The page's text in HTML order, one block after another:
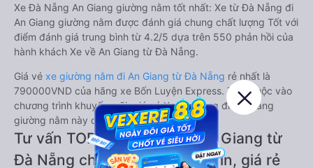
Xe Đà Nẵng An Giang giường nằm tốt nhất: Xe từ Đà Nẵng đi
An Giang giường nằm được đánh giá chung chất lượng Tốt với
điểm đánh giá trung bình từ 4.2/5 dựa trên 550 phản hồi của
hành khách Xe về An Giang từ Đà Nẵng.
Giá vé xe giường nằm đi An Giang từ Đà Nẵng rẻ nhất là
790000VND của hãng xe Bốn Luyện Express. Tùy thuộc vào
chương trình khuyến mãi, giá vé Xe Đà Nẵng đi An Giang
giường nằm này có thể sẽ rẻ hơn.
Tư vấn TOP 1 xe khách đi An Giang từ
Đà Nẵng chất lượng cao, uy tín, giá rẻ